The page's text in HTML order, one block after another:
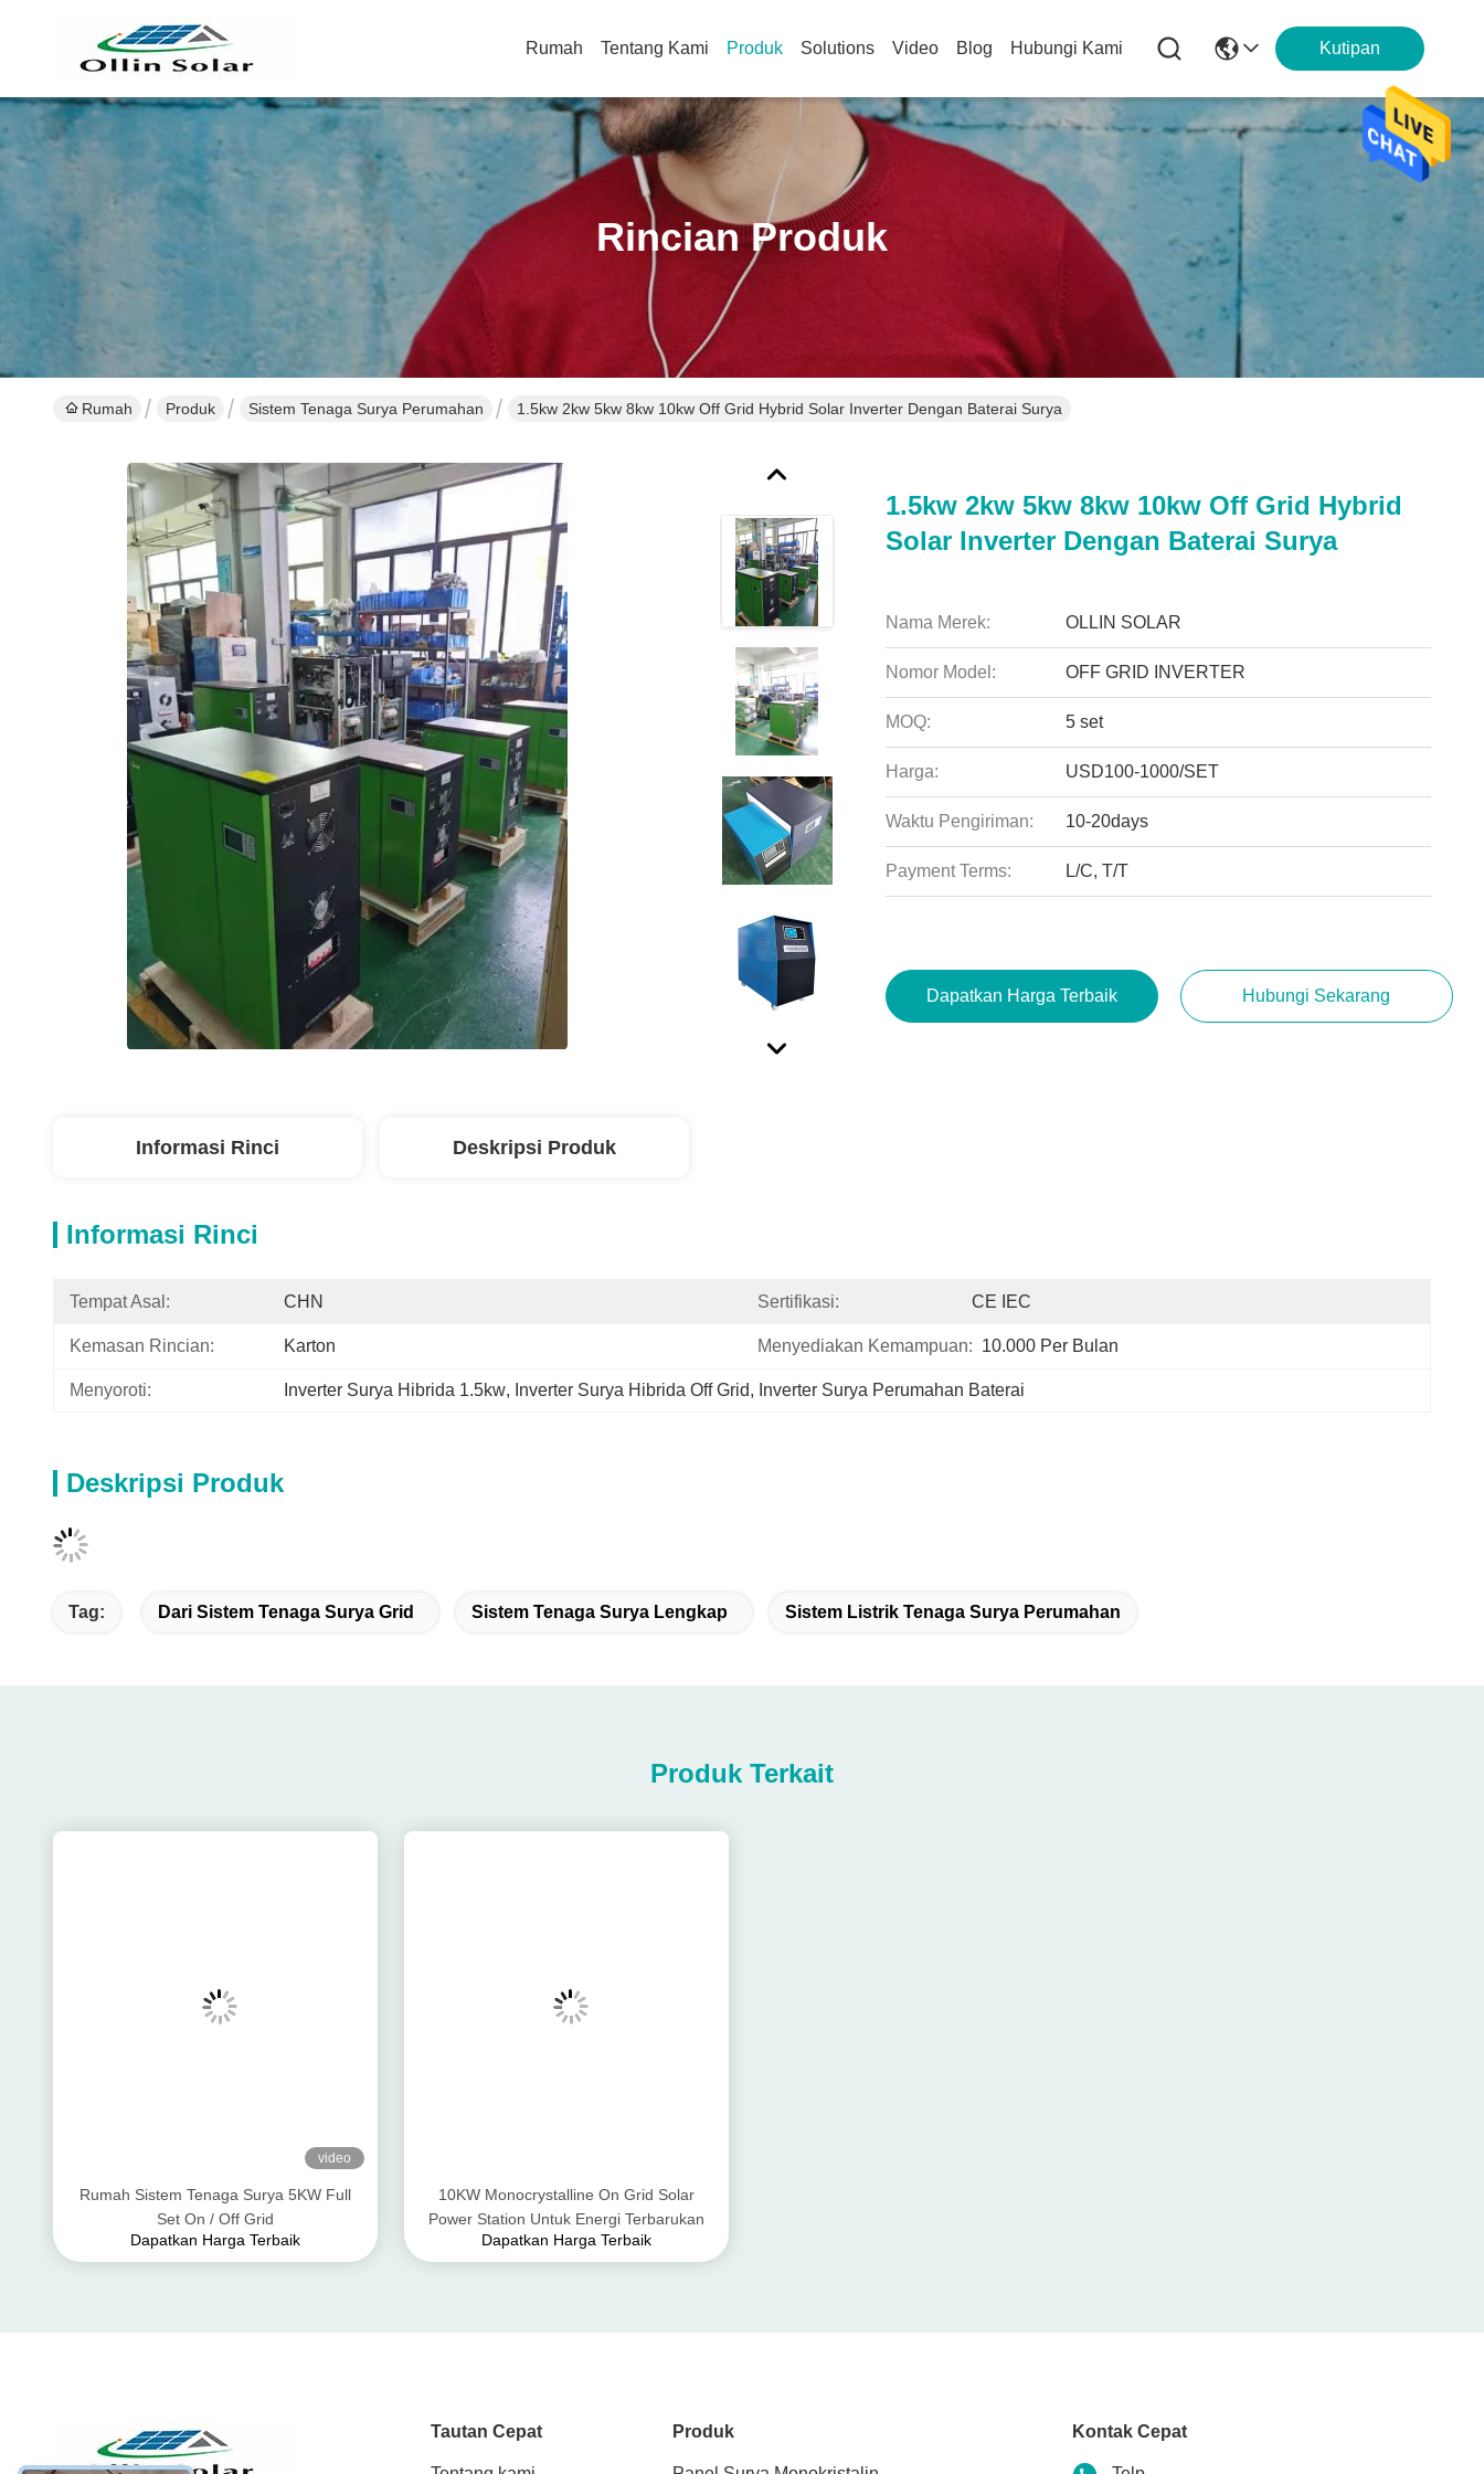
Rumah Tentang Kami Produk Solutions Video Blog Hubungi Kami Kutipan
Rincian Produk
Rumah Produk Sistem Tenaga Surya Perumahan 1.5kw 2kw 5kw 8kw 10kw Off Grid Hybrid Solar Inverter Dengan Baterai Surya
1.5kw 2kw 5kw 8kw 10kw Off Grid Hybrid
Solar Inverter Dengan Baterai Surya
Nama Merek: OLLIN SOLAR
Nomor Model: OFF GRID INVERTER
MOQ: 5 set
Harga: USD100-1000/SET
Waktu Pengiriman: 10-20days
Payment Terms: L/C, T/T
Dapatkan Harga Terbaik Hubungi Sekarang
Informasi Rinci Deskripsi Produk
Informasi Rinci
Tempat Asal: CHN Sertifikasi: CE IEC
Kemasan Rincian: Karton Menyediakan Kemampuan: 10.000 Per Bulan
Menyoroti: Inverter Surya Hibrida 1.5kw, Inverter Surya Hibrida Off Grid, Inverter Surya Perumahan Baterai
Deskripsi Produk
Tag:
86-574-62566176